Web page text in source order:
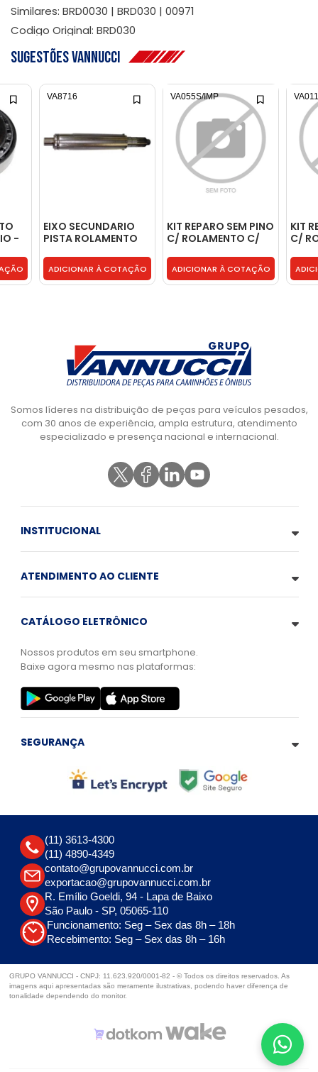
Similares: BRD0030 | BRD030 | 00971
Codigo Original: BRD030
Sugestões Vannucci
-
EIXO SECUNDARIO
PISTA ROLAMENTO
3832620005
ADICIONAR À COTAÇÃO
VA8716
KIT REPARO SEM PINO
C/ ROLAMENTO C/
- 6009008020005
ADICIONAR À COTAÇÃO
VA055S/IMP
KIT
C/
-
Somos líderes na distribuição de peças para veículos pesados,
com 30 anos de experiência, ampla estrutura, atendimento
especializado e presença nacional e internacional.
INSTITUCIONAL
ATENDIMENTO AO CLIENTE
CATÁLOGO ELETRÔNICO
Nossos produtos em seu smartphone.
Baixe agora mesmo nas plataformas:
SEGURANÇA
(11) 3613-4300
(11) 4890-4349
contato@grupovannucci.com.br
exportacao@grupovannucci.com.br
R. Emílio Goeldi, 94 - Lapa de Baixo
São Paulo - SP, 05065-110
Funcionamento: Seg – Sex das 8h – 18h
Recebimento: Seg – Sex das 8h – 16h
GRUPO VANNUCCI - CNPJ: 11.623.920/0001-82 - © Todos os direitos reservados. As
imagens aqui apresentadas são meramente ilustrativas, podendo haver diferença de
tonalidade dependendo do monitor.